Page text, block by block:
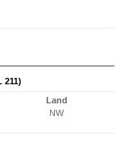
211)
Land
NW